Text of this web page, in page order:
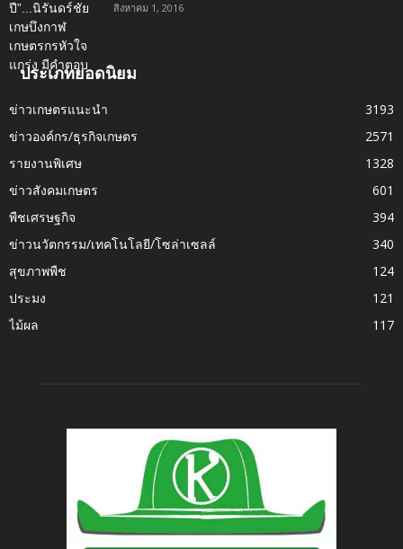
สิงหาคม 1, 2016
ประเภทยอดนิยม
ข่าวเกษตรแนะนำ
3193
ข่าวองค์กร/ธุรกิจเกษตร
2571
รายงานพิเศษ
1328
ข่าวสังคมเกษตร
601
พืชเศรษฐกิจ
394
ข่าวนวัตกรรม/เทคโนโลยี/โซล่าเซลล์
340
สุขภาพพืช
124
ประมง
121
ไม้ผล
117